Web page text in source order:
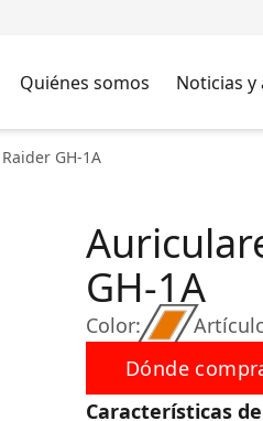
Quiénes somos Noticias
GH-1A
Color:
GH-1A
Dónde
Características